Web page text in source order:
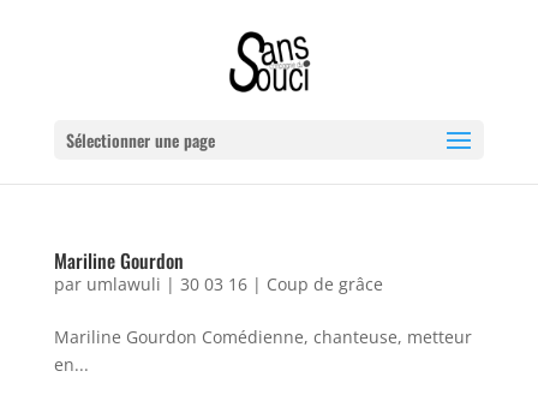
Sélectionner une page
Mariline Gourdon
par umlawuli | 30 03 16| Coup de grâce
Mariline Gourdon Comédienne, chanteuse, metteur
en...